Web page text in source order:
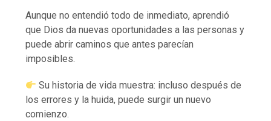
Aunque no entendió todo de inmediato, aprendió
que Dios da nuevas oportunidades a las personas y
puede abrir caminos que antes parecían
imposibles.
Su historia de vida muestra: incluso después de
los errores y la huida, puede surgir un nuevo
comienzo.